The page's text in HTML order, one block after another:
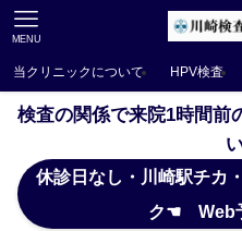
MENU
当クリニックについて HPV検査
検査の関係で来院1時間前
休診日なし・川崎駅チ
ク☚ Web